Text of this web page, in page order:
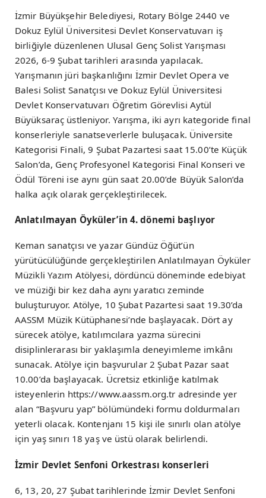
İzmir Büyükşehir Belediyesi, Rotary Bölge 2440 ve
Dokuz Eylül Üniversitesi Devlet Konservatuvarı iş
birliğiyle düzenlenen Ulusal Genç Solist Yarışması
2026, 6-9 Şubat tarihleri arasında yapılacak.
Yarışmanın jüri başkanlığını İzmir Devlet Opera ve
Balesi Solist Sanatçısı ve Dokuz Eylül Üniversitesi
Devlet Konservatuvarı Öğretim Görevlisi Aytül
Büyüksaraç üstleniyor. Yarışma, iki ayrı kategoride final
konserleriyle sanatseverlerle buluşacak. Üniversite
Kategorisi Finali, 9 Şubat Pazartesi saat 15.00’te Küçük
Salon’da, Genç Profesyonel Kategorisi Final Konseri ve
Ödül Töreni ise aynı gün saat 20.00’de Büyük Salon’da
halka açık olarak gerçekleştirilecek.
Anlatılmayan Öyküler’in 4. dönemi başlıyor
Keman sanatçısı ve yazar Gündüz Öğüt’ün
yürütücülüğünde gerçekleştirilen Anlatılmayan Öyküler
Müzikli Yazım Atölyesi, dördüncü döneminde edebiyat
ve müziği bir kez daha aynı yaratıcı zeminde
buluşturuyor. Atölye, 10 Şubat Pazartesi saat 19.30’da
AASSM Müzik Kütüphanesi’nde başlayacak. Dört ay
sürecek atölye, katılımcılara yazma sürecini
disiplinlerarası bir yaklaşımla deneyimleme imkânı
sunacak. Atölye için başvurular 2 Şubat Pazar saat
10.00’da başlayacak. Ücretsiz etkinliğe katılmak
isteyenlerin https://www.aassm.org.tr adresinde yer
alan “Başvuru yap” bölümündeki formu doldurmaları
yeterli olacak. Kontenjanı 15 kişi ile sınırlı olan atölye
için yaş sınırı 18 yaş ve üstü olarak belirlendi.
İzmir Devlet Senfoni Orkestrası konserleri
6, 13, 20, 27 Şubat tarihlerinde İzmir Devlet Senfoni